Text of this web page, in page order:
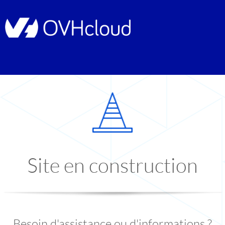
Site en construction